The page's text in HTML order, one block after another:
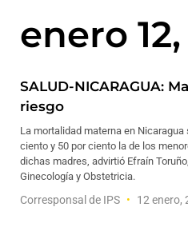
enero
SALUD-NICARAGUA:
riesgo
La mortalidad materna en
ciento y 50 por ciento la de los
dichas madres, advirtió Efraín
Ginecología y Obstetricia.
Corresponsal de IPS 12 enero,